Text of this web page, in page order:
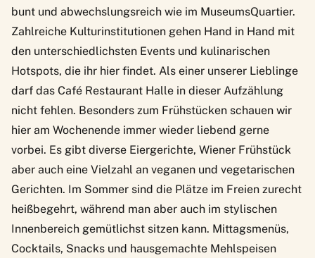
bunt und abwechslungsreich wie im MuseumsQuartier.
Zahlreiche Kulturinstitutionen gehen Hand in Hand mit
den unterschiedlichsten Events und kulinarischen
Hotspots, die ihr hier findet. Als einer unserer Lieblinge
darf das Café Restaurant Halle in dieser Aufzählung
nicht fehlen. Besonders zum Frühstücken schauen wir
hier am Wochenende immer wieder liebend gerne
vorbei. Es gibt diverse Eiergerichte, Wiener Frühstück
aber auch eine Vielzahl an veganen und vegetarischen
Gerichten. Im Sommer sind die Plätze im Freien zurecht
heißbegehrt, während man aber auch im stylischen
Innenbereich gemütlichst sitzen kann. Mittagsmenüs,
Cocktails, Snacks und hausgemachte Mehlspeisen